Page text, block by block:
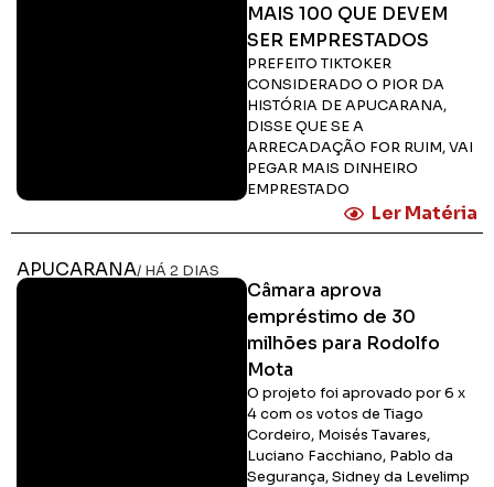
MAIS 100 QUE DEVEM
SER EMPRESTADOS
PREFEITO TIKTOKER
CONSIDERADO O PIOR DA
HISTÓRIA DE APUCARANA,
DISSE QUE SE A
ARRECADAÇÃO FOR RUIM, VAI
PEGAR MAIS DINHEIRO
EMPRESTADO
Ler Matéria
APUCARANA/ HÁ 2 DIAS
Câmara aprova
empréstimo de 30
milhões para Rodolfo
Mota
O projeto foi aprovado por 6 x
4 com os votos de Tiago
Cordeiro, Moisés Tavares,
Luciano Facchiano, Pablo da
Segurança, Sidney da Levelimp